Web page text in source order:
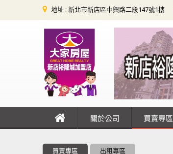
地址 : 新北市新店區中興路二段147號1樓
關於公司 買賣專區
買賣專區 出租專區